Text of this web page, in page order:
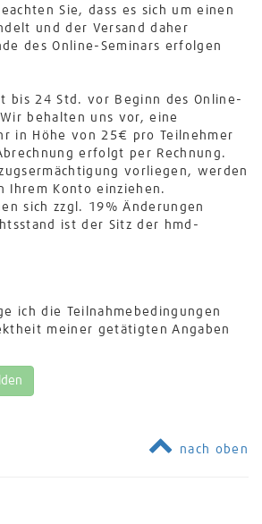
Sie, dass es sich um einen
und der Versand daher
des Online-Seminars erfolgen
bis 24 Std. vor Beginn des Online-
behalten uns vor, eine
in Höhe von 25€ pro Teilnehmer
erfolgt per Rechnung.
vorliegen, werden
Ihrem Konto einziehen.
sich zzgl. 19% Änderungen
ist der Sitz der hmd-
ich die Teilnahmebedingungen
meiner getätigten Angaben
nach oben